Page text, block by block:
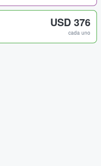
USD 376
cada uno